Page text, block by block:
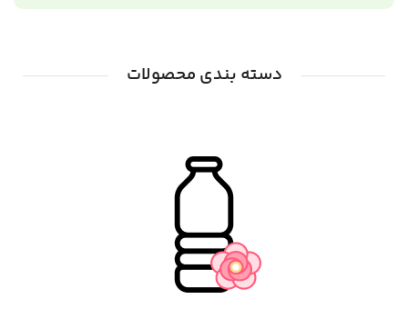
دسته بندی محصولات